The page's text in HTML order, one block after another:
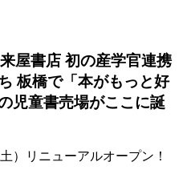
屋書店 初の産学官連携
板橋で「本がもっと好
児童書売場がここに誕
）リニューアルオープン！